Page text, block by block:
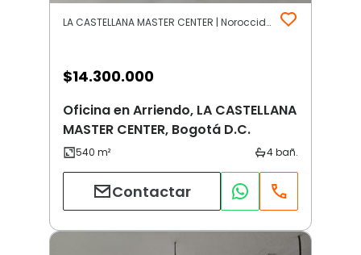
LA CASTELLANA MASTER CENTER | Noroccidente | Bogotá D.C.
$14.300.000
Oficina en Arriendo, LA CASTELLANA
MASTER CENTER, Bogotá D.C.
Contactar